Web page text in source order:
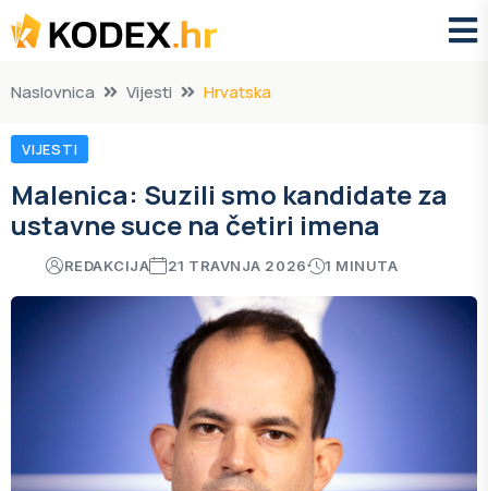
Naslovnica Vijesti Hrvatska
VIJESTI
Malenica: Suzili smo kandidate za
ustavne suce na četiri imena
REDAKCIJA 21 TRAVNJA 2026 1 MINUTA